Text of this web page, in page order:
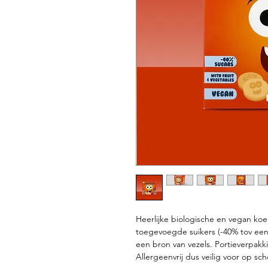
Heerlijke biologische en vegan
toegevoegde suikers (-40% tov
een bron van vezels.
Allergeenvrij dus veilig voor op